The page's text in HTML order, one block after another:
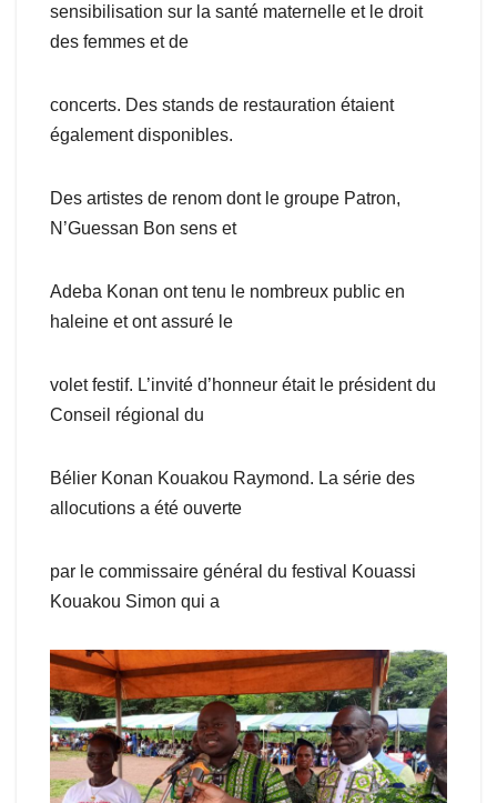
sensibilisation sur la santé maternelle et le droit
des femmes et de
concerts. Des stands de restauration étaient
également disponibles.
Des artistes de renom dont le groupe Patron,
N’Guessan Bon sens et
Adeba Konan ont tenu le nombreux public en
haleine et ont assuré le
volet festif. L’invité d’honneur était le président du
Conseil régional du
Bélier Konan Kouakou Raymond. La série des
allocutions a été ouverte
par le commissaire général du festival Kouassi
Kouakou Simon qui a